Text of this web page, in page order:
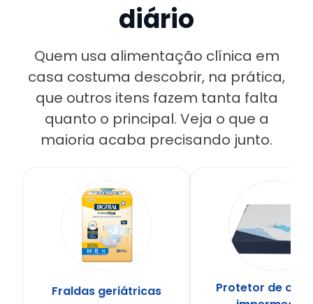
diário
Quem usa alimentação clínica em
casa costuma descobrir, na prática,
que outros itens fazem tanta falta
quanto o principal. Veja o que a
maioria acaba precisando junto.
Fraldas geriátricas
Protetor de